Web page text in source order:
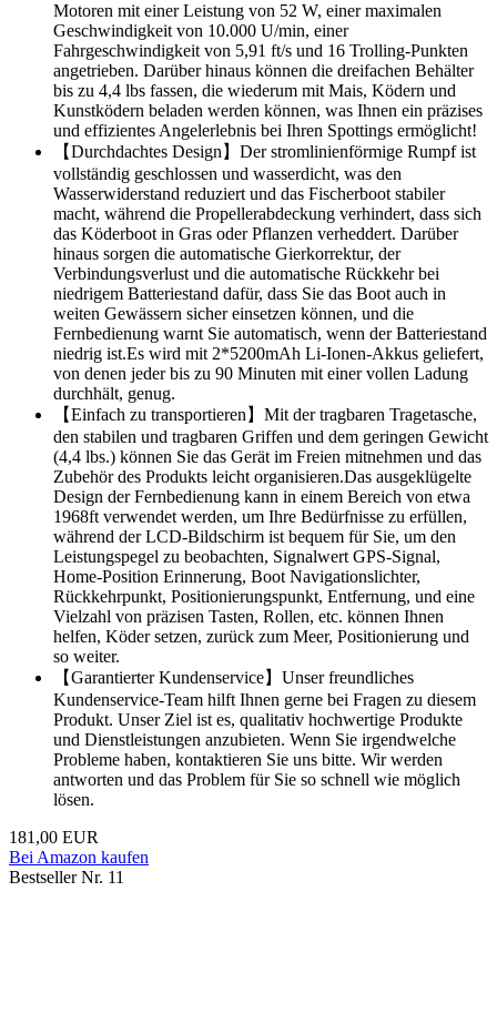
Motoren mit einer Leistung von 52 W, einer maximalen
Geschwindigkeit von 10.000 U/min, einer
Fahrgeschwindigkeit von 5,91 ft/s und 16 Trolling-Punkten
angetrieben. Darüber hinaus können die dreifachen Behälter
bis zu 4,4 lbs fassen, die wiederum mit Mais, Ködern und
Kunstködern beladen werden können, was Ihnen ein präzises
und effizientes Angelerlebnis bei Ihren Spottings ermöglicht!
【Durchdachtes Design】Der stromlinienförmige Rumpf ist
vollständig geschlossen und wasserdicht, was den
Wasserwiderstand reduziert und das Fischerboot stabiler
macht, während die Propellerabdeckung verhindert, dass sich
das Köderboot in Gras oder Pflanzen verheddert. Darüber
hinaus sorgen die automatische Gierkorrektur, der
Verbindungsverlust und die automatische Rückkehr bei
niedrigem Batteriestand dafür, dass Sie das Boot auch in
weiten Gewässern sicher einsetzen können, und die
Fernbedienung warnt Sie automatisch, wenn der Batteriestand
niedrig ist.Es wird mit 2*5200mAh Li-Ionen-Akkus geliefert,
von denen jeder bis zu 90 Minuten mit einer vollen Ladung
durchhält, genug.
【Einfach zu transportieren】Mit der tragbaren Tragetasche,
den stabilen und tragbaren Griffen und dem geringen Gewicht
(4,4 lbs.) können Sie das Gerät im Freien mitnehmen und das
Zubehör des Produkts leicht organisieren.Das ausgeklügelte
Design der Fernbedienung kann in einem Bereich von etwa
1968ft verwendet werden, um Ihre Bedürfnisse zu erfüllen,
während der LCD-Bildschirm ist bequem für Sie, um den
Leistungspegel zu beobachten, Signalwert GPS-Signal,
Home-Position Erinnerung, Boot Navigationslichter,
Rückkehrpunkt, Positionierungspunkt, Entfernung, und eine
Vielzahl von präzisen Tasten, Rollen, etc. können Ihnen
helfen, Köder setzen, zurück zum Meer, Positionierung und
so weiter.
【Garantierter Kundenservice】Unser freundliches
Kundenservice-Team hilft Ihnen gerne bei Fragen zu diesem
Produkt. Unser Ziel ist es, qualitativ hochwertige Produkte
und Dienstleistungen anzubieten. Wenn Sie irgendwelche
Probleme haben, kontaktieren Sie uns bitte. Wir werden
antworten und das Problem für Sie so schnell wie möglich
lösen.
181,00 EUR
Bei Amazon kaufen
Bestseller Nr. 11